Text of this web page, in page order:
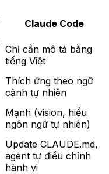
Claude Code
Chỉ cần mô tả bằng
tiếng Việt
Thích ứng theo ngữ
cảnh tự nhiên
Mạnh (vision, hiểu
ngôn ngữ tự nhiên)
Update CLAUDE.md,
agent tự điều chỉnh
hành vi